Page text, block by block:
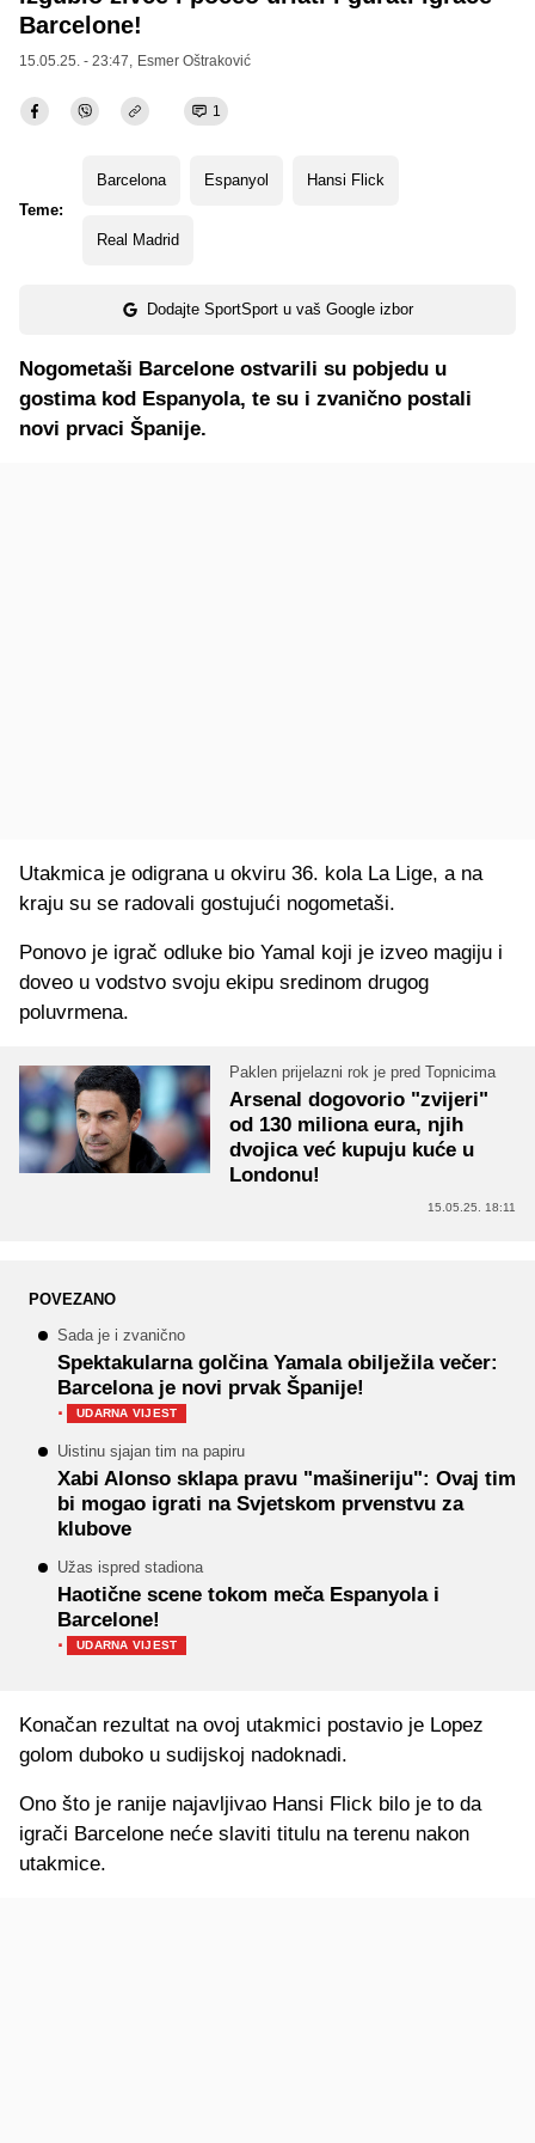
Barcelone!
15.05.25. - 23:47, Esmer Oštraković
1
Teme:
Barcelona Espanyol Hansi Flick
Real Madrid
Dodajte SportSport u vaš Google izbor
Nogometaši Barcelone ostvarili su pobjedu u
gostima kod Espanyola, te su i zvanično postali
novi prvaci Španije.
Utakmica je odigrana u okviru 36. kola La Lige, a na
kraju su se radovali gostujući nogometaši.
Ponovo je igrač odluke bio Yamal koji je izveo magiju i
doveo u vodstvo svoju ekipu sredinom drugog
poluvrmena.
Paklen prijelazni rok je pred Topnicima
Arsenal dogovorio "zvijeri"
od 130 miliona eura, njih
dvojica već kupuju kuće u
Londonu!
15.05.25. 18:11
POVEZANO
Sada je i zvanično
Spektakularna golčina Yamala obilježila večer:
Barcelona je novi prvak Španije!
· UDARNA VIJEST
Uistinu sjajan tim na papiru
Xabi Alonso sklapa pravu "mašineriju": Ovaj tim
bi mogao igrati na Svjetskom prvenstvu za
klubove
Užas ispred stadiona
Haotične scene tokom meča Espanyola i
Barcelone!
· UDARNA VIJEST
Konačan rezultat na ovoj utakmici postavio je Lopez
golom duboko u sudijskoj nadoknadi.
Ono što je ranije najavljivao Hansi Flick bilo je to da
igrači Barcelone neće slaviti titulu na terenu nakon
utakmice.